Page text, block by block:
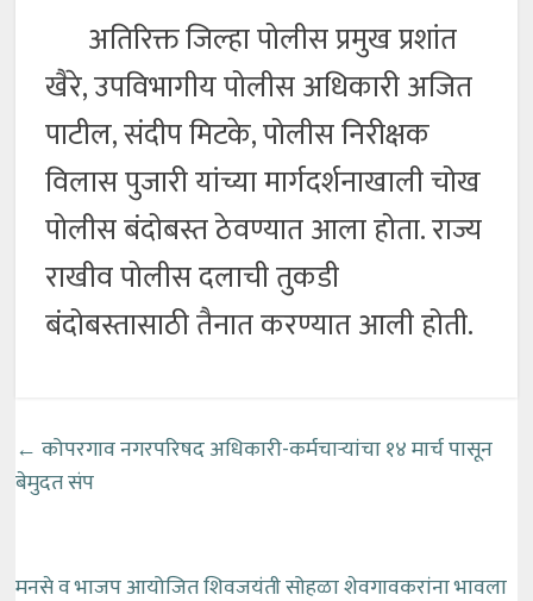
अतिरिक्त जिल्हा पोलीस प्रमुख प्रशांत
खैरे, उपविभागीय पोलीस अधिकारी अजित
पाटील, संदीप मिटके, पोलीस निरीक्षक
विलास पुजारी यांच्या मार्गदर्शनाखाली चोख
पोलीस बंदोबस्त ठेवण्यात आला होता. राज्य
राखीव पोलीस दलाची तुकडी
बंदोबस्तासाठी तैनात करण्यात आली होती.
← कोपरगाव नगरपरिषद अधिकारी-कर्मचाऱ्यांचा १४ मार्च पासून
बेमुदत संप
मनसे व भाजप आयोजित शिवजयंती सोहळा शेवगावकरांना भावला